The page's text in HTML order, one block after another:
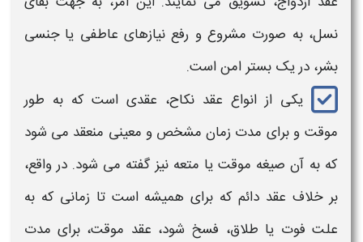
نسل، به صورت مشروع و رفع نیازهای عاطفی یا جنسی
بشر، در یک بستر امن است.
یکی از انواع عقد نکاح، عقدی است که به طور
موقت و برای مدت زمان مشخص و معینی منعقد می شود
که به آن صیغه موقت یا متعه نیز گفته می شود. در واقع،
بر خلاف عقد دائم که برای همیشه است تا زمانی که به
علت فوت یا طلاق، فسخ شود، عقد موقت، برای مدت